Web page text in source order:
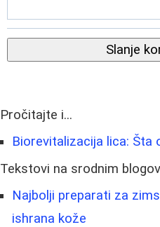
Slanje
Pročitajte i...
Biorevitalizacija lica: Šta
Tekstovi na srodnim
Najbolji preparati za
ishrana kože